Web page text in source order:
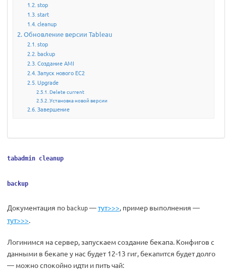
stop
start
cleanup
Обновление версии Tableau
stop
backup
Создание AMI
Запуск нового EC2
Upgrade
Delete current
Установка новой версии
Завершение
tabadmin cleanup
backup
Документация по backup —тут>>>, пример выполнения —
тут>>>.
Логинимся на сервер, запускаем создание бекапа. Конфигов с
данными в бекапе у нас будет 12-13 гиг, бекапится будет долго
— можно спокойно идти и пить чай: